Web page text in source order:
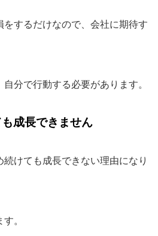
するだけなので、会社に期待す
分で行動する必要があります。
成長できません
けても成長できない理由になり
。